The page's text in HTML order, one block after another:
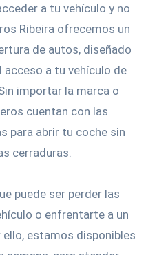
a tu vehículo y no
Ribeira ofrecemos un
de autos, diseñado
acceso a tu vehículo de
importar la marca o
cuentan con las
para abrir tu coche sin
cerraduras.
puede ser perder las
o enfrentarte a un
estamos disponibles